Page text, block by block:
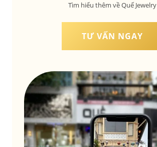
Tìm hiểu thêm về Quế Jewelry
TƯ VẤN NGAY